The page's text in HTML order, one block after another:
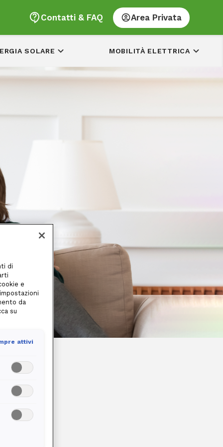
Contatti & FAQ Area Privata
SOLARE MOBILITÀ ELETTRICA
di
e
da
su
attivi